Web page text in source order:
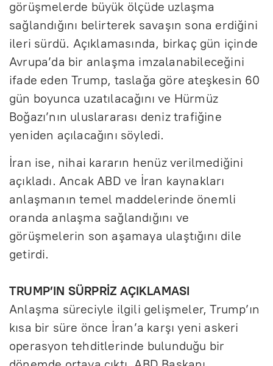
görüşmelerde büyük ölçüde uzlaşma
sağlandığını belirterek savaşın sona erdiğini
ileri sürdü. Açıklamasında, birkaç gün içinde
Avrupa’da bir anlaşma imzalanabileceğini
ifade eden Trump, taslağa göre ateşkesin 60
gün boyunca uzatılacağını ve Hürmüz
Boğazı’nın uluslararası deniz trafiğine
yeniden açılacağını söyledi.
İran ise, nihai kararın henüz verilmediğini
açıkladı. Ancak ABD ve İran kaynakları
anlaşmanın temel maddelerinde önemli
oranda anlaşma sağlandığını ve
görüşmelerin son aşamaya ulaştığını dile
getirdi.
TRUMP’IN SÜRPRİZ AÇIKLAMASI
Anlaşma süreciyle ilgili gelişmeler, Trump’ın
kısa bir süre önce İran’a karşı yeni askeri
operasyon tehditlerinde bulunduğu bir